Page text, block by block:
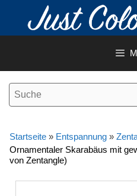
Inhalt
Startseite » Entspannung »
Ornamentaler Skarabäus mit
von Zentangle)